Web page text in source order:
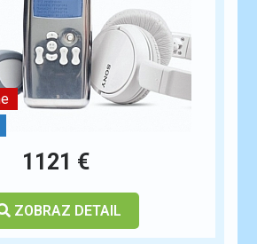
1121 €
ZOBRAZ DETAIL